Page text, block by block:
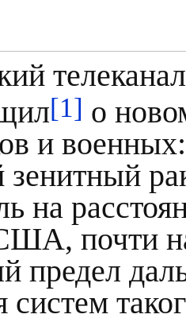
[1] о
и
зенитный
на
почти
предел
систем